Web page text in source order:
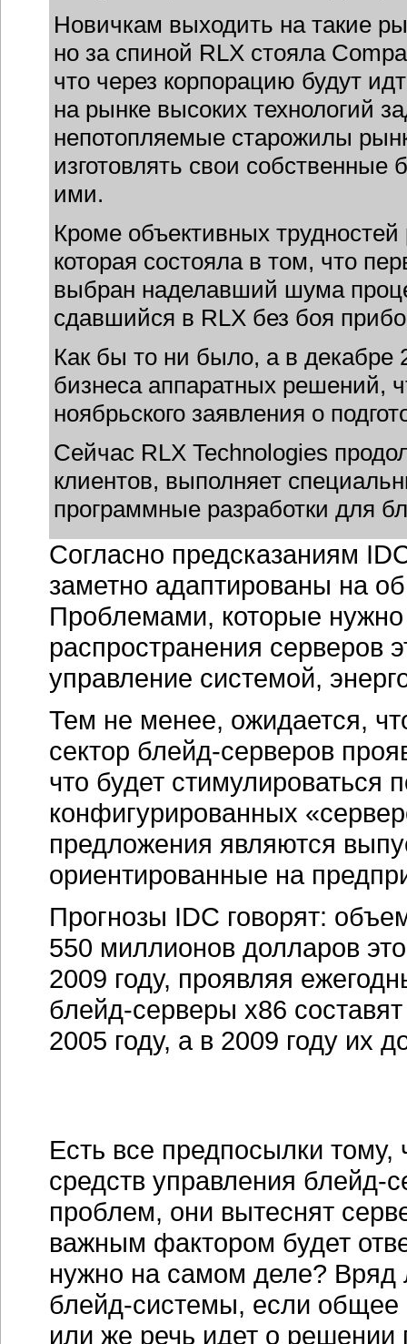
Новичкам выходить на такие
но за спиной RLX стояла
что через корпорацию будут
на рынке высоких технологий
непотопляемые старожилы
изготовлять свои собственные
ими.
Кроме объективных
которая состояла в том, что
выбран наделавший шума
сдавшийся в RLX без боя
Как бы то ни было, а в декабре
бизнеса аппаратных решений,
ноябрьского заявления о
Сейчас RLX Technologies
клиентов, выполняет
программные разработки для
Согласно предсказаниям
заметно адаптированы на
Проблемами, которые
распространения серверов
управление системой,
Тем не менее, ожидается,
сектор блейд-серверов
что будет стимулироваться
конфигурированных
предложения являются
ориентированные на
Прогнозы IDC говорят:
550 миллионов долларов
2009 году, проявляя
блейд-серверы x86
2005 году, а в 2009 году их
Есть все предпосылки
средств управления блейд-
проблем, они вытеснят
важным фактором будет
нужно на самом деле? Вряд
блейд-системы, если
или же речь идет о решении